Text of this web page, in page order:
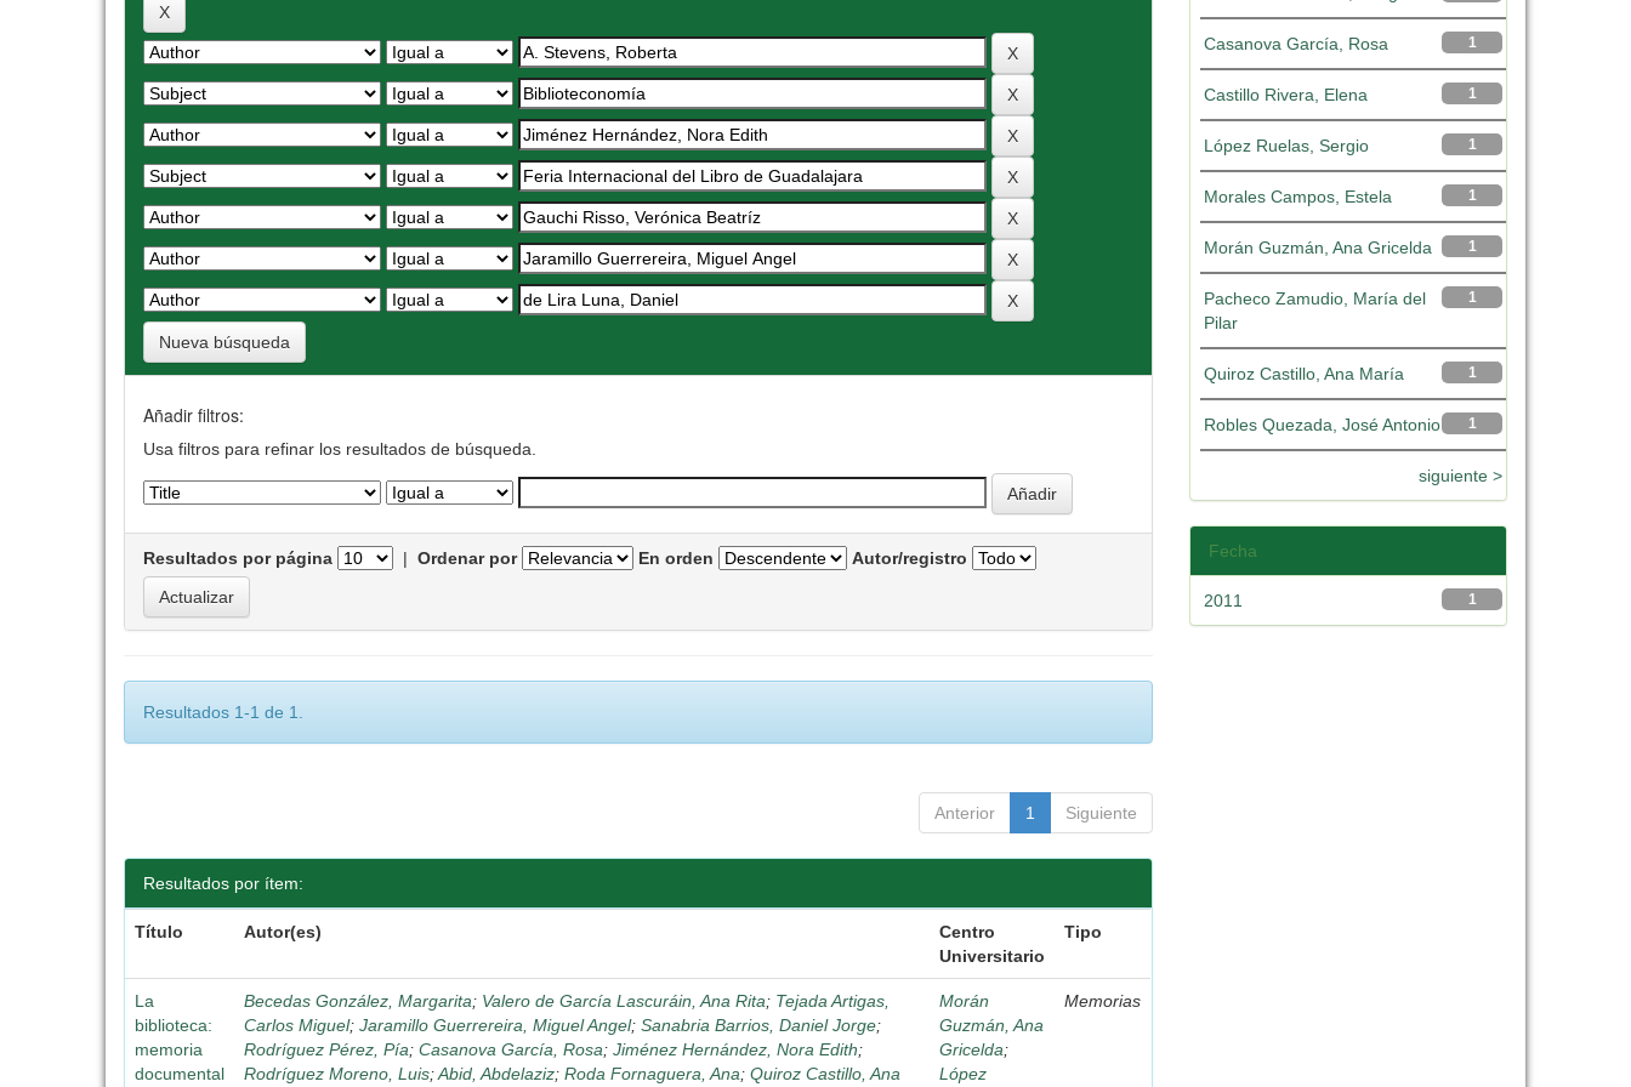
Nueva búsqueda
Añadir filtros:
Usa filtros para refinar los resultados de búsqueda.
Resultados por página | Ordenar por En orden Autor/registro
Resultados 1-1 de 1.
Anterior 1 Siguiente
Resultados por ítem:
Título Autor(es)
Centro
Universitario
Tipo
La
biblioteca:
memoria
documental
Becedas González, Margarita; Valero de García Lascuráin, Ana Rita; Tejada Artigas,
Carlos Miguel;Jaramillo Guerrereira, Miguel Angel;Sanabria Barrios, Daniel Jorge;
Rodríguez Pérez, Pía;Casanova García, Rosa;Jiménez Hernández, Nora Edith;
Rodríguez Moreno, Luis;Abid, Abdelaziz;Roda Fornaguera, Ana;Quiroz Castillo, Ana
Morán
Guzmán, Ana
Gricelda;
López
Memorias
1
Casanova García, Rosa
1
Castillo Rivera, Elena
1
López Ruelas, Sergio
1
Morales Campos, Estela
1
Morán Guzmán, Ana Gricelda
1
Pacheco Zamudio, María del
Pilar
1
Quiroz Castillo, Ana María
1
Robles Quezada, José Antonio
siguiente >
Fecha
1
2011